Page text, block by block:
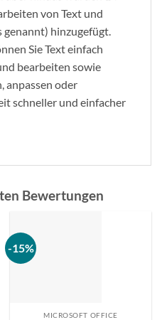
von Text und
genannt) hinzugefügt.
Sie Text einfach
bearbeiten sowie
anpassen oder
schneller und einfacher
Bewertungen
-15%
MICROSOFT OFFICE